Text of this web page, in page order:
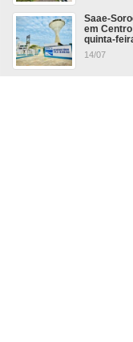
Saae-
em
quinta-
14/07